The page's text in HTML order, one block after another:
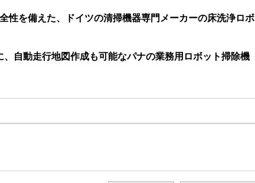
性を備えた、ドイツの清掃機器専門メーカーの床洗浄ロボ
、自動走行地図作成も可能なパナの業務用ロボット掃除機